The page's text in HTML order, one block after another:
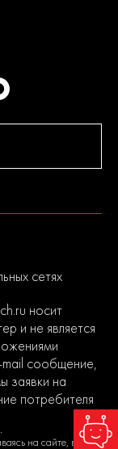
сетях
носит
и не является
сообщение,
заявки на
потребителя
на сайте, вы